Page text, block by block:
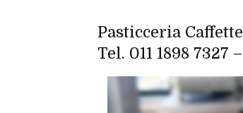
Pasticceria
Tel. 011 1898 7327